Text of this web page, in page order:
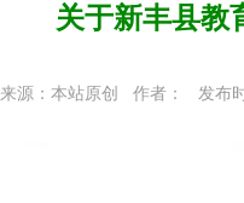
关于新丰县教
来源：本站原创 作者： 发布